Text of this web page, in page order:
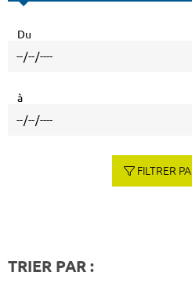
Du
à
FILTRER
TRIER PAR :